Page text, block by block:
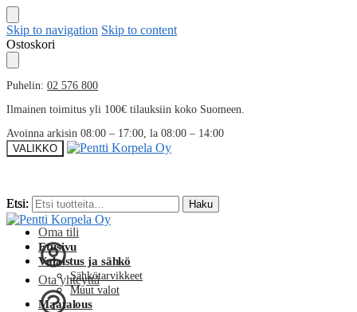
Skip to navigation Skip to content
Ostoskori
Puhelin: 02 576 800
Ilmainen toimitus yli 100€ tilauksiin koko Suomeen.
Avoinna arkisin 08:00 – 17:00, la 08:00 – 14:00
VALIKKO
Etsi: Haku
Oma tili
Ota yhteyttä
Etsi: Haku
Etusivu
Valaistus ja sähkö
Sähkötarvikkeet
Muut valot
Maatalous